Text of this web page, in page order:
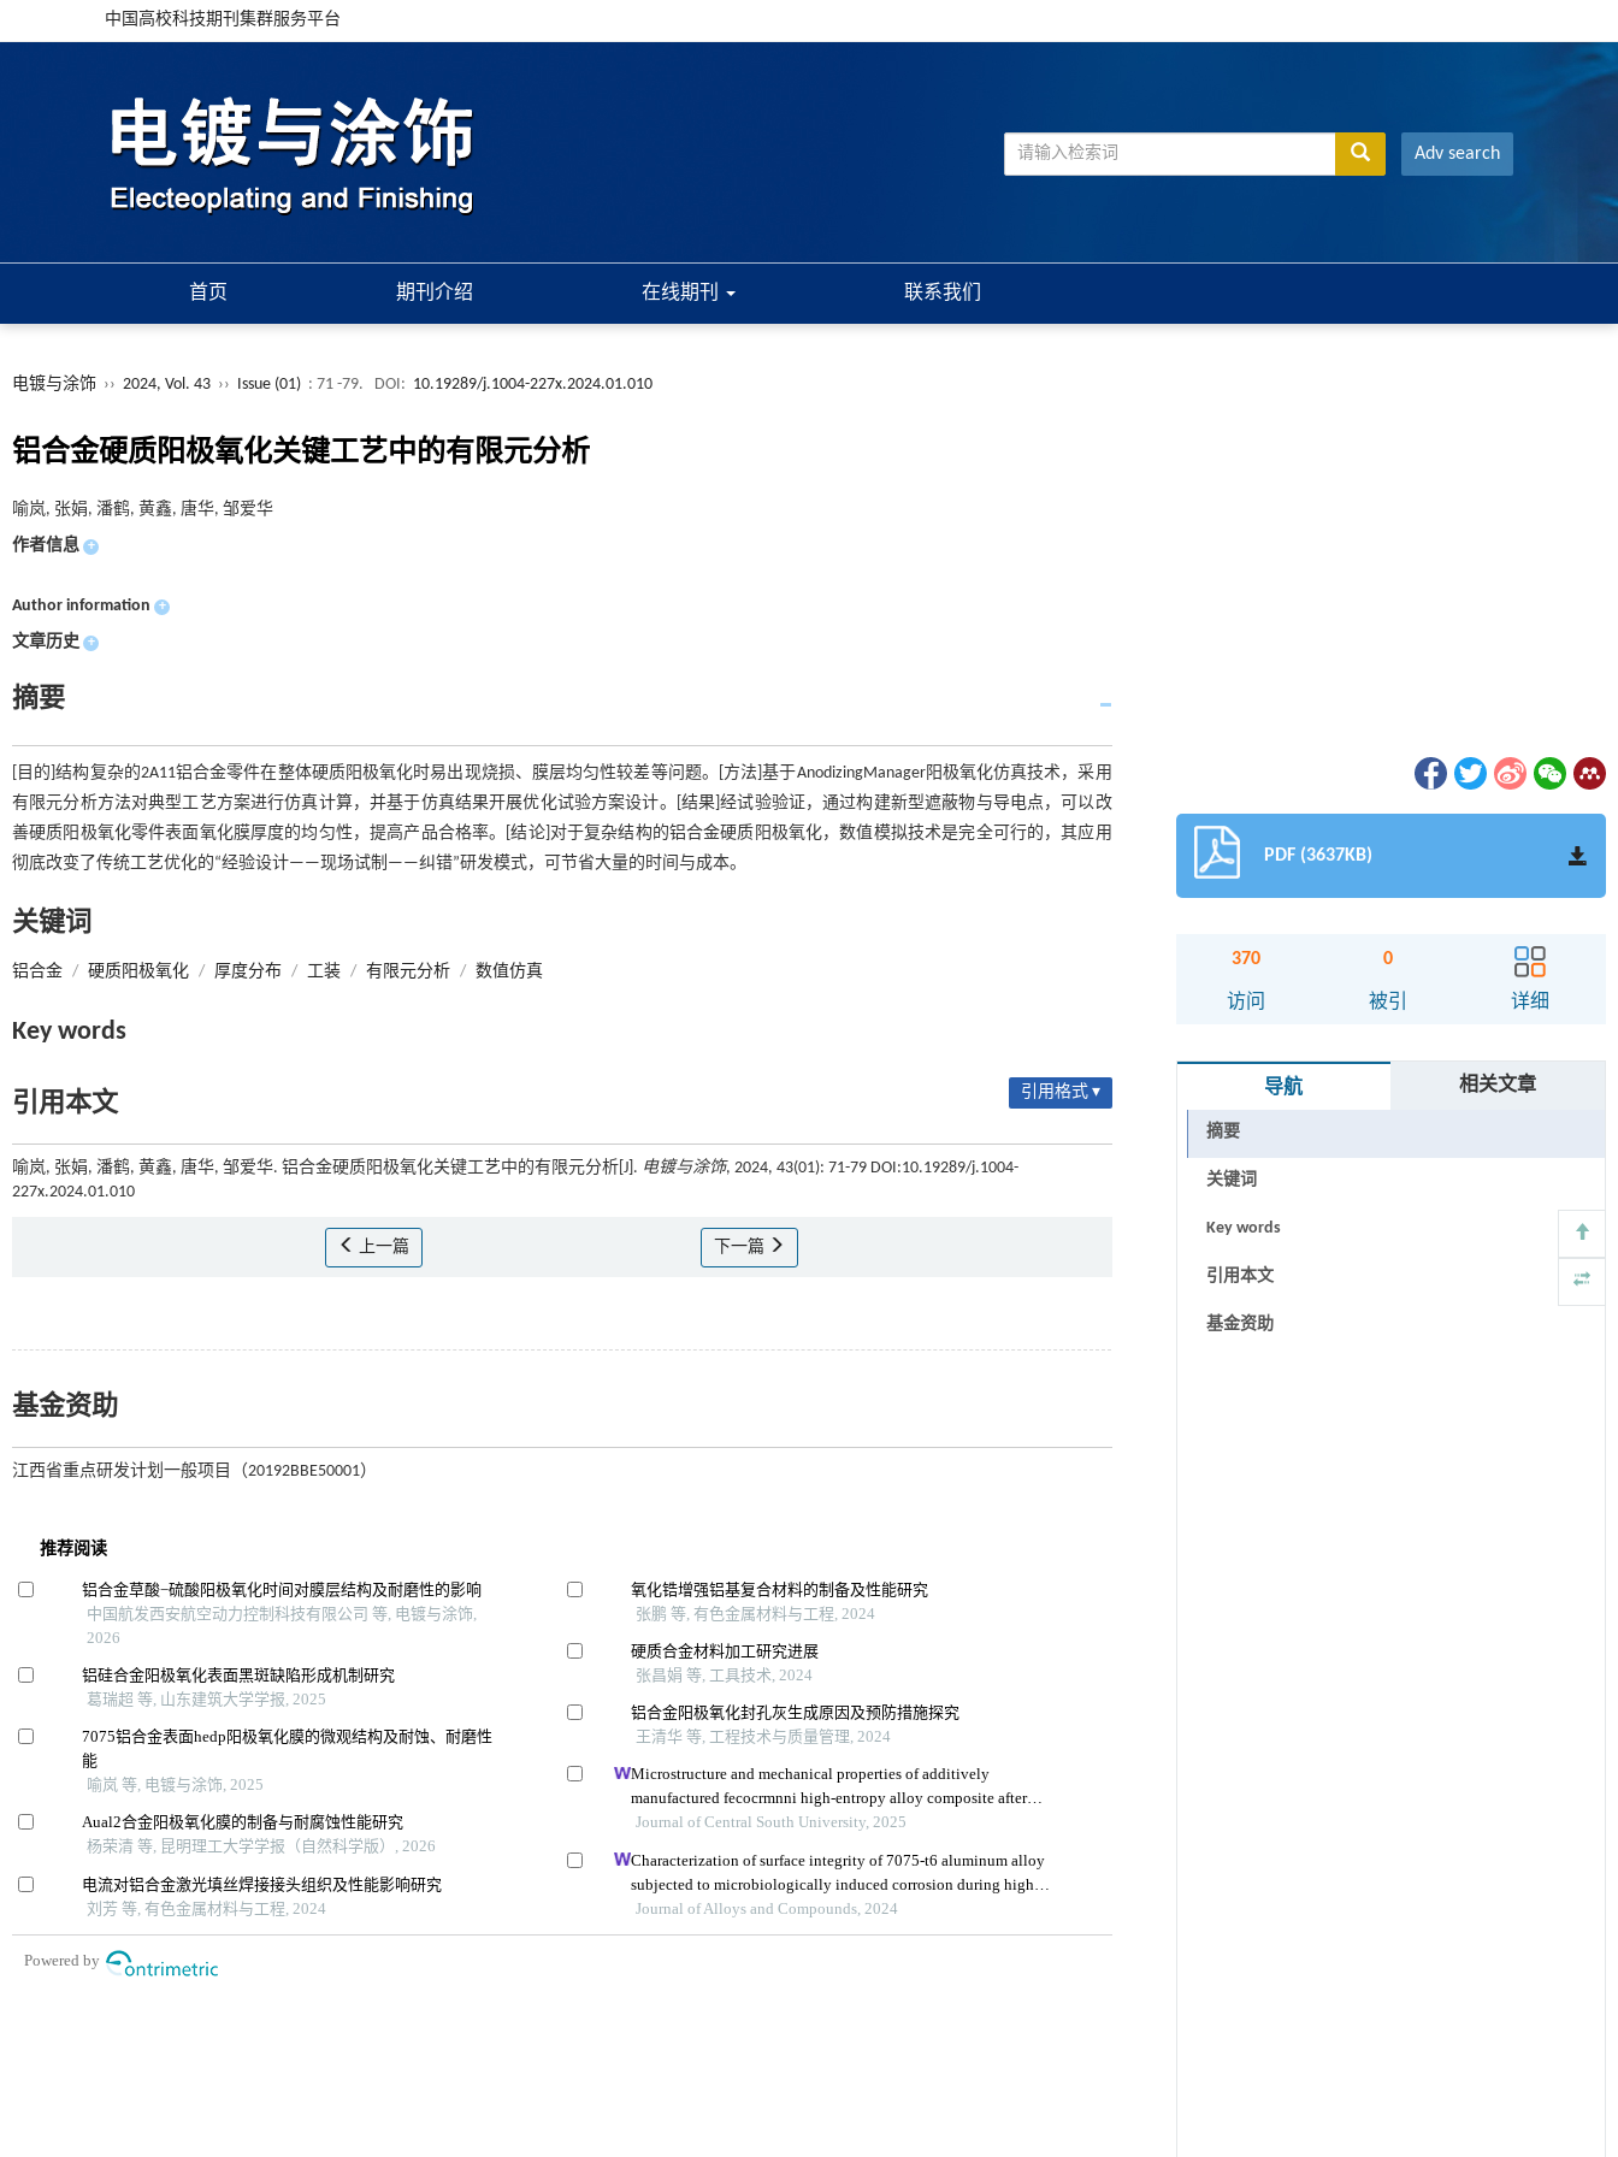
中国高校科技期刊集群服务平台
Adv search
首页 期刊介绍 在线期刊 联系我们
电镀与涂饰 ›› 2024, Vol. 43 ›› Issue (01) : 71 -79. DOI: 10.19289/j.1004-227x.2024.01.010
铝合金硬质阳极氧化关键工艺中的有限元分析
喻岚, 张娟, 潘鹤, 黄鑫, 唐华, 邹爱华
作者信息 +
Author information +
文章历史 +
摘要
[目的]结构复杂的2A11铝合金零件在整体硬质阳极氧化时易出现烧损、膜层均匀性较差等问题。[方法]基于AnodizingManager阳极氧化仿真技术，采用
有限元分析方法对典型工艺方案进行仿真计算，并基于仿真结果开展优化试验方案设计。[结果]经试验验证，通过构建新型遮蔽物与导电点，可以改
善硬质阳极氧化零件表面氧化膜厚度的均匀性，提高产品合格率。[结论]对于复杂结构的铝合金硬质阳极氧化，数值模拟技术是完全可行的，其应用
彻底改变了传统工艺优化的“经验设计——现场试制——纠错”研发模式，可节省大量的时间与成本。
关键词
铝合金 / 硬质阳极氧化 / 厚度分布 / 工装 / 有限元分析 / 数值仿真
Key words
引用本文 引用格式 ▾
喻岚, 张娟, 潘鹤, 黄鑫, 唐华, 邹爱华. 铝合金硬质阳极氧化关键工艺中的有限元分析[J]. 电镀与涂饰, 2024, 43(01): 71-79 DOI:10.19289/j.1004-
227x.2024.01.010
上一篇 下一篇
基金资助
江西省重点研发计划一般项目（20192BBE50001）
PDF (3637KB)
370
访问
0
被引 详细
导航 相关文章
摘要
关键词
Key words
引用本文
基金资助